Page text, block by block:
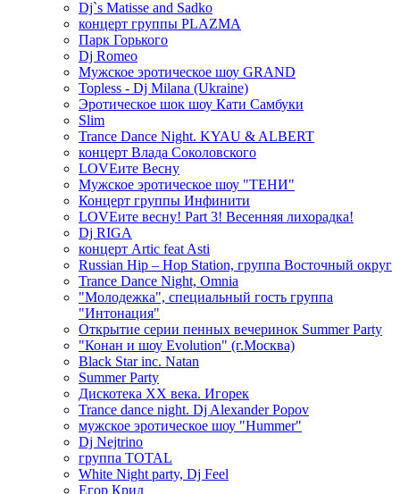
Dj`s Matisse and Sadko
концерт группы PLAZMA
Парк Горького
Dj Romeo
Мужское эротическое шоу GRAND
Topless - Dj Milana (Ukraine)
Эротическое шок шоу Кати Самбуки
Slim
Trance Dance Night. KYAU & ALBERT
концерт Влада Соколовского
LOVEите Весну
Мужское эротическое шоу "ТЕНИ"
Концерт группы Инфинити
LOVEите весну! Part 3! Весенняя лихорадка!
Dj RIGA
концерт Artic feat Asti
Russian Hip – Hop Station, группа Восточный округ
Trance Dance Night, Omnia
"Молодежка", специальный гость группа
"Интонация"
Открытие серии пенных вечеринок Summer Party
"Конан и шоу Evolution" (г.Москва)
Black Star inc. Natan
Summer Party
Дискотека ХХ века. Игорек
Trance dance night. Dj Alexander Popov
мужское эротическое шоу "Hummer"
Dj Nejtrino
группа TOTAL
White Night party, Dj Feel
Егор Крид